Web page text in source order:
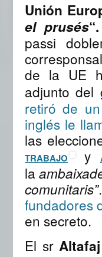
Unión
el prusés“.
passi
de la UE
adjunto del
retiró de
inglés le
las
TRABAJO y
la
comunitaris”
fundadores
en secreto.
El sr Altafaj